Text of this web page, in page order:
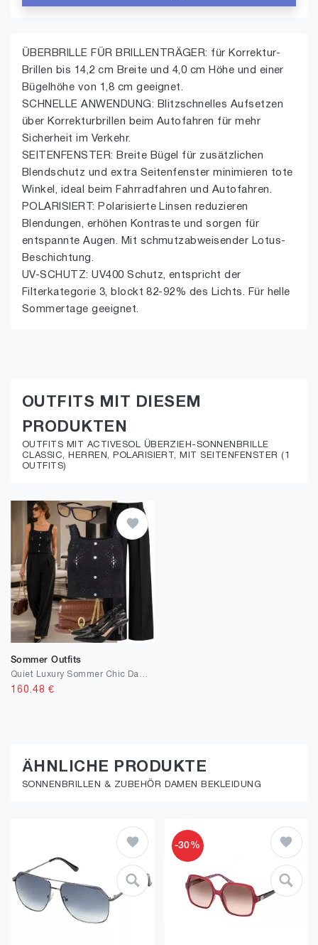
ÜBERBRILLE FÜR BRILLENTRÄGER: für Korrektur-
Brillen bis 14,2 cm Breite und 4,0 cm Höhe und einer
Bügelhöhe von 1,8 cm geeignet.
SCHNELLE ANWENDUNG: Blitzschnelles Aufsetzen
über Korrekturbrillen beim Autofahren für mehr
Sicherheit im Verkehr.
SEITENFENSTER: Breite Bügel für zusätzlichen
Blendschutz und extra Seitenfenster minimieren tote
Winkel, ideal beim Fahrradfahren und Autofahren.
POLARISIERT: Polarisierte Linsen reduzieren
Blendungen, erhöhen Kontraste und sorgen für
entspannte Augen. Mit schmutzabweisender Lotus-
Beschichtung.
UV-SCHUTZ: UV400 Schutz, entspricht der
Filterkategorie 3, blockt 82-92% des Lichts. Für helle
Sommertage geeignet.
OUTFITS MIT DIESEM
PRODUKTEN
OUTFITS MIT ACTIVESOL ÜBERZIEH-SONNENBRILLE
CLASSIC, HERREN, POLARISIERT, MIT SEITENFENSTER (1
OUTFITS)
Sommer Outfits
160.48 €
ÄHNLICHE PRODUKTE
SONNENBRILLEN & ZUBEHÖR DAMEN BEKLEIDUNG
-30%